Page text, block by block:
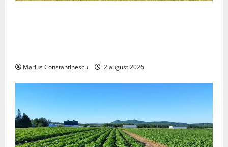
Marius Constantinescu 2 august 2026